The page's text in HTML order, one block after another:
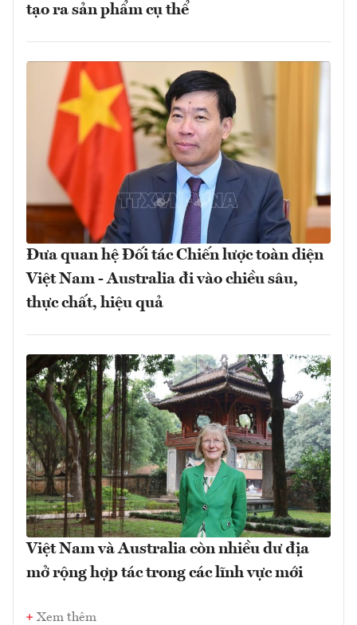
tạo ra sản phẩm cụ thể
Đưa quan hệ Đối tác Chiến lược toàn diện
Việt Nam - Australia đi vào chiều sâu,
thực chất, hiệu quả
Việt Nam và Australia còn nhiều dư địa
mở rộng hợp tác trong các lĩnh vực mới
Xem thêm